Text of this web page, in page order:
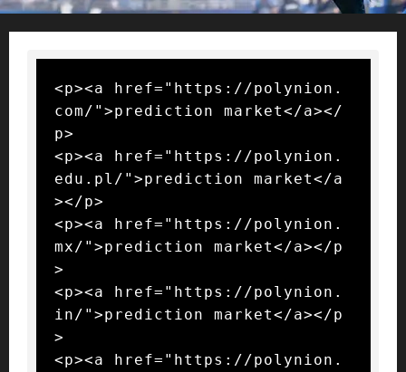
<p><a href="https://polynion.
com/">prediction market</a></
p>
<p><a href="https://polynion.
edu.pl/">prediction market</a
></p>
<p><a href="https://polynion.
mx/">prediction market</a></p
>
<p><a href="https://polynion.
in/">prediction market</a></p
>
<p><a href="https://polynion.